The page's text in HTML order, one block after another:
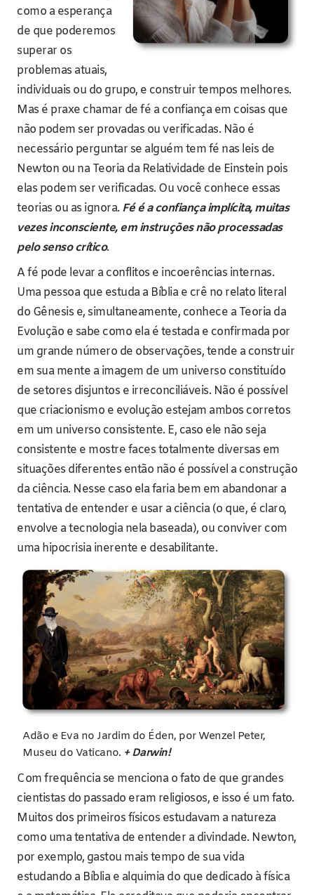
como a esperança
de que poderemos
superar os
problemas atuais,
individuais ou do grupo, e construir tempos melhores.
Mas é praxe chamar de fé a confiança em coisas que
não podem ser provadas ou verificadas. Não é
necessário perguntar se alguém tem fé nas leis de
Newton ou na Teoria da Relatividade de Einstein pois
elas podem ser verificadas. Ou você conhece essas
teorias ou as ignora. Fé é a confiança implícita, muitas
vezes inconsciente, em instruções não processadas
pelo senso crítico.
A fé pode levar a conflitos e incoerências internas.
Uma pessoa que estuda a Bíblia e crê no relato literal
do Gênesis e, simultaneamente, conhece a Teoria da
Evolução e sabe como ela é testada e confirmada por
um grande número de observações, tende a construir
em sua mente a imagem de um universo constituído
de setores disjuntos e irreconciliáveis. Não é possível
que criacionismo e evolução estejam ambos corretos
em um universo consistente. E, caso ele não seja
consistente e mostre faces totalmente diversas em
situações diferentes então não é possível a construção
da ciência. Nesse caso ela faria bem em abandonar a
tentativa de entender e usar a ciência (o que, é claro,
envolve a tecnologia nela baseada), ou conviver com
uma hipocrisia inerente e desabilitante.
Adão e Eva no Jardim do Éden, por Wenzel Peter,
Museu do Vaticano. + Darwin!
Com frequência se menciona o fato de que grandes
cientistas do passado eram religiosos, e isso é um fato.
Muitos dos primeiros físicos estudavam a natureza
como uma tentativa de entender a divindade. Newton,
por exemplo, gastou mais tempo de sua vida
estudando a Bíblia e alquimia do que dedicado à física